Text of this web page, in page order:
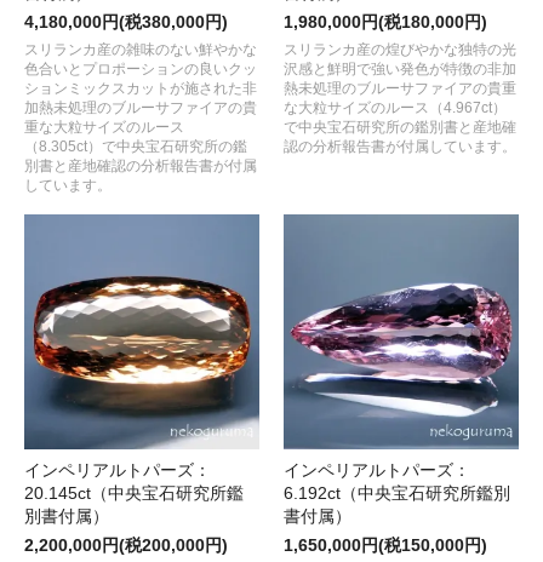
4,180,000円(税380,000円)
スリランカ産の雑味のない鮮やかな
色合いとプロポーションの良いクッ
ションミックスカットが施された非
加熱未処理のブルーサファイアの貴
重な大粒サイズのルース
（8.305ct）で中央宝石研究所の鑑
別書と産地確認の分析報告書が付属
しています。
1,980,000円(税180,000円)
スリランカ産の煌びやかな独特の光
沢感と鮮明で強い発色が特徴の非加
熱未処理のブルーサファイアの貴重
な大粒サイズのルース（4.967ct）
で中央宝石研究所の鑑別書と産地確
認の分析報告書が付属しています。
インペリアルトパーズ：
20.145ct（中央宝石研究所鑑
別書付属）
2,200,000円(税200,000円)
インペリアルトパーズ：
6.192ct（中央宝石研究所鑑別
書付属）
1,650,000円(税150,000円)